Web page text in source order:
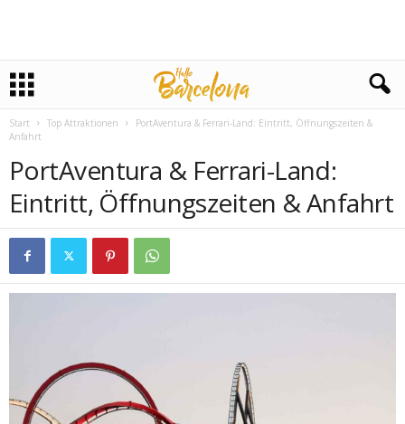
Start Top Attraktionen
PortAventura & Ferrari-Land: Eintritt, Öffnungszeiten &
Anfahrt
PortAventura & Ferrari-Land:
Eintritt, Öffnungszeiten & Anfahrt